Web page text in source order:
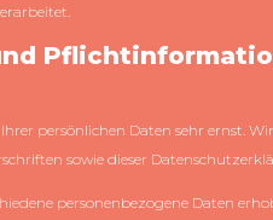
persönlichen Daten sehr ernst.
sowie dieser
personenbezogene Daten